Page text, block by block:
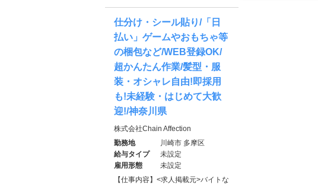
仕分け・シール貼り/「日
払い」ゲームやおもちゃ等
の梱包など/WEB登録OK/
超かんたん作業/髪型・服
装・オシャレ自由!即採用
も!未経験・はじめて大歓
迎!/神奈川県
株式会社Chain Affection
勤務地
川崎市 多摩区
給与タイプ
未設定
雇用形態
未設定
【仕事内容】<求人掲載元>バイトな